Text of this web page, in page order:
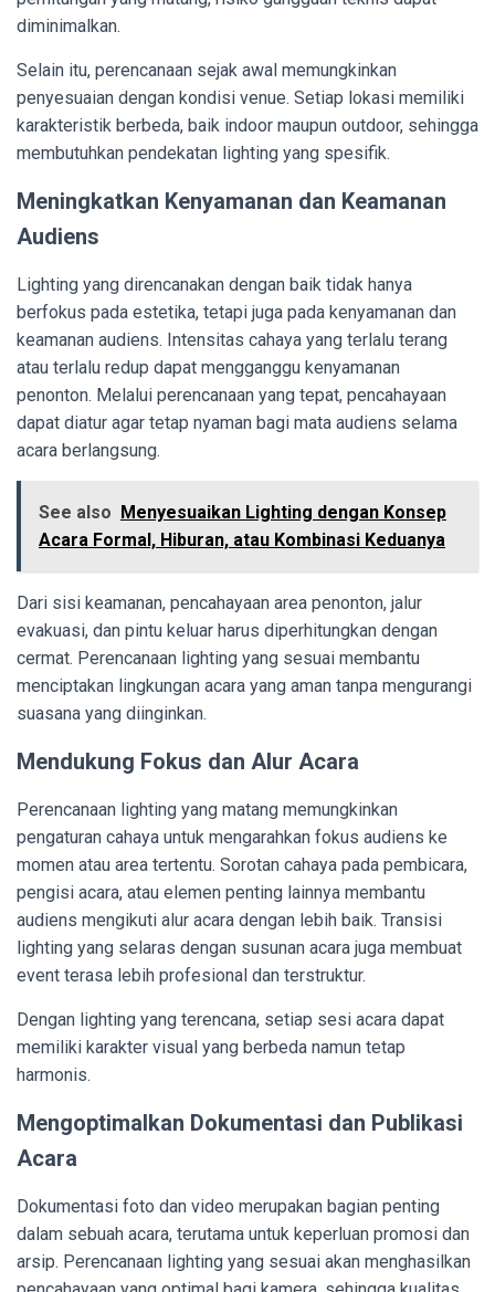
diminimalkan.
Selain itu, perencanaan sejak awal memungkinkan
penyesuaian dengan kondisi venue. Setiap lokasi memiliki
karakteristik berbeda, baik indoor maupun outdoor, sehingga
membutuhkan pendekatan lighting yang spesifik.
Meningkatkan Kenyamanan dan Keamanan
Audiens
Lighting yang direncanakan dengan baik tidak hanya
berfokus pada estetika, tetapi juga pada kenyamanan dan
keamanan audiens. Intensitas cahaya yang terlalu terang
atau terlalu redup dapat mengganggu kenyamanan
penonton. Melalui perencanaan yang tepat, pencahayaan
dapat diatur agar tetap nyaman bagi mata audiens selama
acara berlangsung.
See also Menyesuaikan Lighting dengan Konsep
Acara Formal, Hiburan, atau Kombinasi Keduanya
Dari sisi keamanan, pencahayaan area penonton, jalur
evakuasi, dan pintu keluar harus diperhitungkan dengan
cermat. Perencanaan lighting yang sesuai membantu
menciptakan lingkungan acara yang aman tanpa mengurangi
suasana yang diinginkan.
Mendukung Fokus dan Alur Acara
Perencanaan lighting yang matang memungkinkan
pengaturan cahaya untuk mengarahkan fokus audiens ke
momen atau area tertentu. Sorotan cahaya pada pembicara,
pengisi acara, atau elemen penting lainnya membantu
audiens mengikuti alur acara dengan lebih baik. Transisi
lighting yang selaras dengan susunan acara juga membuat
event terasa lebih profesional dan terstruktur.
Dengan lighting yang terencana, setiap sesi acara dapat
memiliki karakter visual yang berbeda namun tetap
harmonis.
Mengoptimalkan Dokumentasi dan Publikasi
Acara
Dokumentasi foto dan video merupakan bagian penting
dalam sebuah acara, terutama untuk keperluan promosi dan
arsip. Perencanaan lighting yang sesuai akan menghasilkan